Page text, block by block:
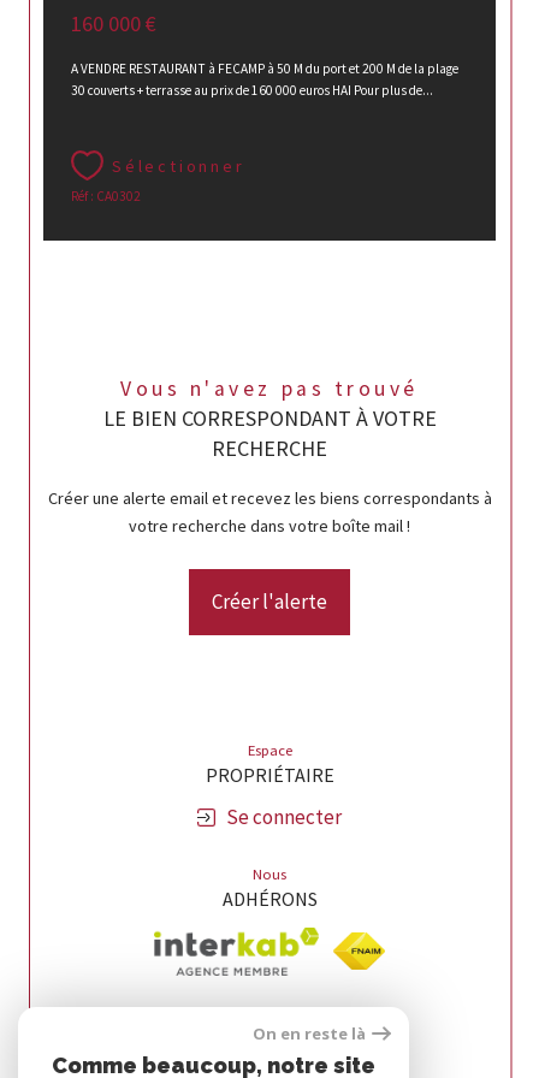
160 000 €
A VENDRE RESTAURANT à FECAMP à 50 M du port et 200 M de la plage
30 couverts + terrasse au prix de 160 000 euros HAI Pour plus de...
Sélectionner
Réf : CA0302
Vous n'avez pas trouvé
LE BIEN CORRESPONDANT À VOTRE
RECHERCHE
Créer une alerte email et recevez les biens correspondants à
votre recherche dans votre boîte mail !
Créer l'alerte
Espace
PROPRIÉTAIRE
Se connecter
Nous
ADHÉRONS
On en reste là
Comme beaucoup, notre site